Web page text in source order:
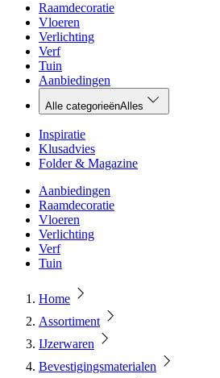
Raamdecoratie
Vloeren
Verlichting
Verf
Tuin
Aanbiedingen
Alle categorieënAlles
Inspiratie
Klusadvies
Folder & Magazine
Aanbiedingen
Raamdecoratie
Vloeren
Verlichting
Verf
Tuin
Home
Assortiment
IJzerwaren
Bevestigingsmaterialen